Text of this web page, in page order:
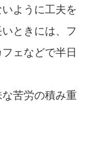
ように工夫を
ときには、フ
ェなどで半日
苦労の積み重